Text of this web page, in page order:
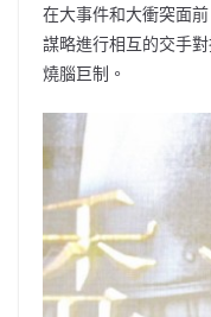
在大事件和大衝突面
謀略進行相互的交手
燒腦巨制。